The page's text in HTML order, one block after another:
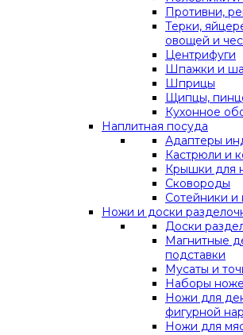
Противни,
Терки,
овощей и
Центрифуги
Шпажки и
Шприцы
Щипцы,
Кухонное
Наплитная посуда
Адаптеры
Кастрюли и
Крышки для
Сковороды
Сотейники и
Ножи и доски
Доски
Магнитные
подставки
Мусаты и
Наборы
Ножи для
фигурной
Ножи для